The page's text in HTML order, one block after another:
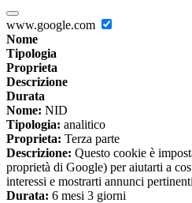
www.google.com
Nome
Tipologia
Proprieta
Descrizione
Durata
Nome: NID
Tipologia: analitico
Proprieta: Terza parte
Descrizione: Questo cookie è
proprietà di Google) per aiutarti a
interessi e mostrarti annunci
Durata: 6 mesi 3 giorni